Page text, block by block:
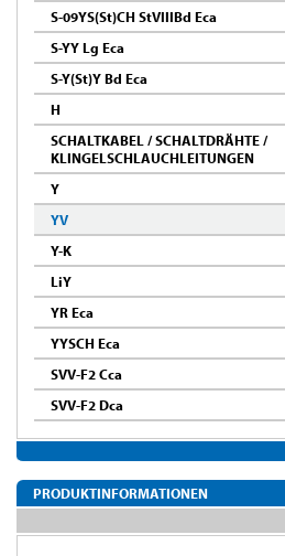
S-09YS(St)CH StVIIIBd Eca
S-YY Lg Eca
S-Y(St)Y Bd Eca
H
SCHALTKABEL / SCHALTDRÄHTE /
KLINGELSCHLAUCHLEITUNGEN
Y
YV
Y-K
LiY
YR Eca
YYSCH Eca
SVV-F2 Cca
SVV-F2 Dca
PRODUKTINFORMATIONEN